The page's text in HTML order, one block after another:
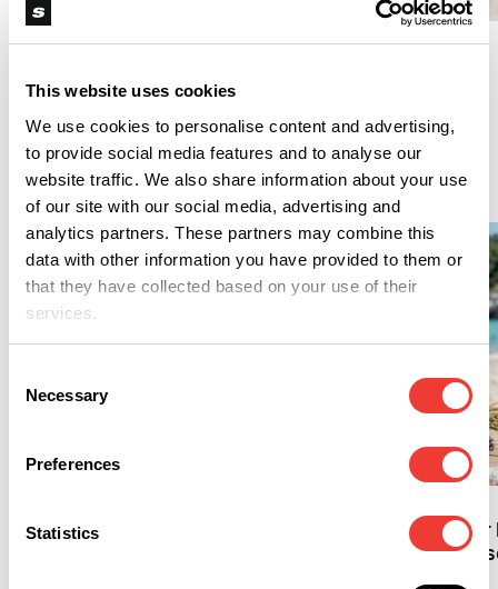
This website uses cookies
We use cookies to personalise content and advertising,
to provide social media features and to analyse our
website traffic. We also share information about your use
of our site with our social media, advertising and
analytics partners. These partners may combine this
data with other information you have provided to them or
that they have collected based on your use of their
services.
Selection
Necessary
Preferences
Statistics
Wasabi giapponese
coltivato in ambiente
Torna Scary Movie e
Cbd
Meno sudore con la
e ghiandole sudoripare
segreto naturale per
protezione e il